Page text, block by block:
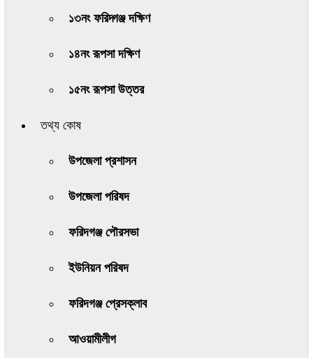
১৩নং ফরিদ্গঞ্জ দক্ষিণ
১৪নং রূপসা দক্ষিণ
১৫নং রূপসা উত্তর
তথ্য কোষ
উপজেলা প্রশাসন
উপজেলা পরিষদ
ফরিদগঞ্জ পৌরসভা
ইউনিয়ন পরিষদ
ফরিদগঞ্জ প্রেসক্লাব
আওয়ামীলীগ